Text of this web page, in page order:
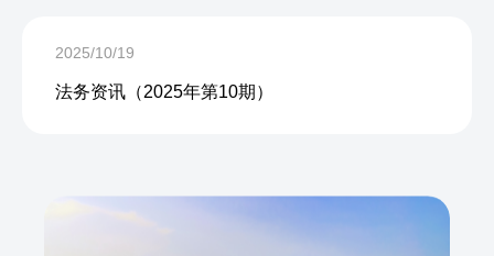
2025/10/19
法务资讯（2025年第10期）